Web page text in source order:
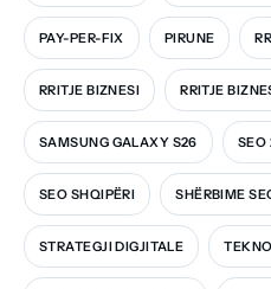
PAY-PER-FIX PIRUNE
RRITJE BIZNESI RRITJE
SAMSUNG GALAXY S26 SEO
SEO SHQIPËRI SHËRBIME
STRATEGJI DIGJITALE